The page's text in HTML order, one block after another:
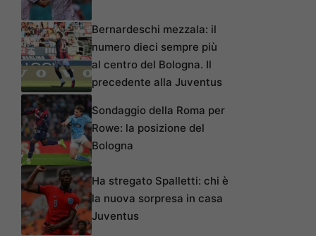
Bernardeschi mezzala: il
numero dieci sempre più
al centro del Bologna. Il
precedente alla Juventus
Sondaggio della Roma per
Rowe: la posizione del
Bologna
Ha stregato Spalletti: chi è
la nuova sorpresa in casa
Juventus